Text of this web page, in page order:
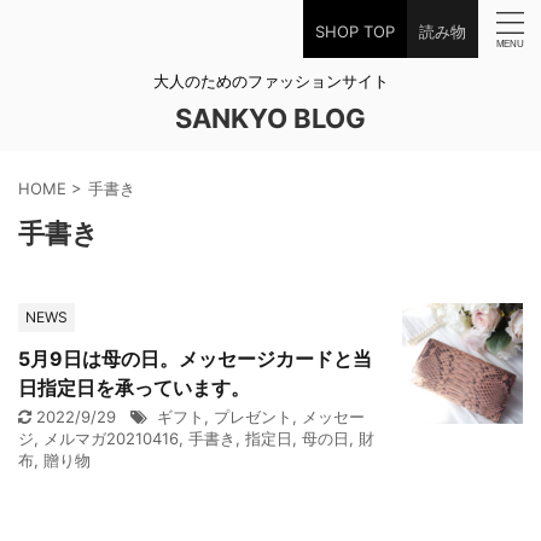
SHOP TOP 読み物
大人のためのファッションサイト
SANKYO BLOG
HOME > 手書き
手書き
NEWS
5月9日は母の日。メッセージカードと当
日指定日を承っています。
2022/9/29 ギフト , プレゼント , メッセー
ジ, メルマガ20210416, 手書き , 指定日, 母の日, 財
布, 贈り物